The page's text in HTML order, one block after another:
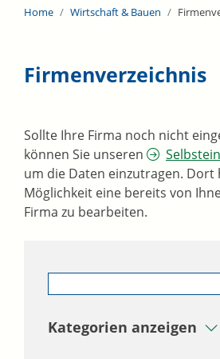
Home Wirtschaft & Bauen
Firmenverzeichnis
Sollte Ihre Firma noch nicht
können Sie unseren
um die Daten einzutragen. Dort
Möglichkeit eine bereits von
Firma zu bearbeiten.
Kategorien anzeigen